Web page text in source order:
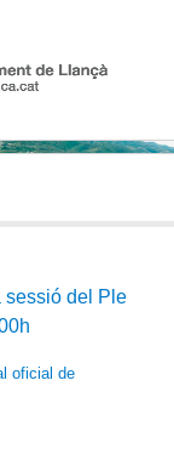
sessió del Ple
oficial de